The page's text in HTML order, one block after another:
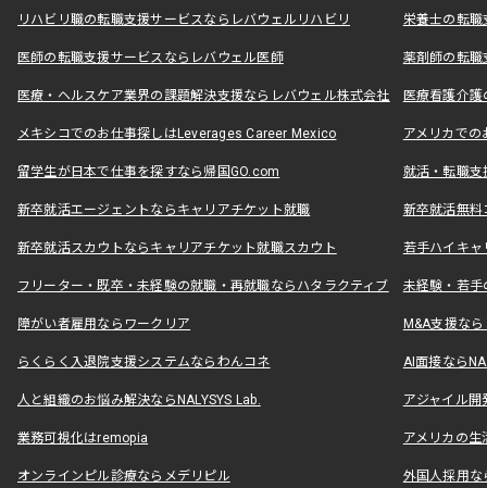
リハビリ職の転職支援サービスならレバウェルリハビリ 栄養士の転
医師の転職支援サービスならレバウェル医師 薬剤師の転
医療・ヘルスケア業界の課題解決支援ならレバウェル株式会社 医療看護介
メキシコでのお仕事探しはLeverages Career Mexico アメリカで
留学生が日本で仕事を探すなら帰国GO.com 就活・転職
新卒就活エージェントならキャリアチケット就職 新卒就活無料
新卒就活スカウトならキャリアチケット就職スカウト 若手ハイキ
フリーター・既卒・未経験の就職・再就職ならハタラクティブ 未経験・若手
障がい者雇用ならワークリア M&A支援な
らくらく入退院支援システムならわんコネ AI面接なら
人と組織のお悩み解決ならNALYSYS Lab. アジャイル
業務可視化はremopia アメリカの
オンラインピル診療ならメデリピル 外国人採用